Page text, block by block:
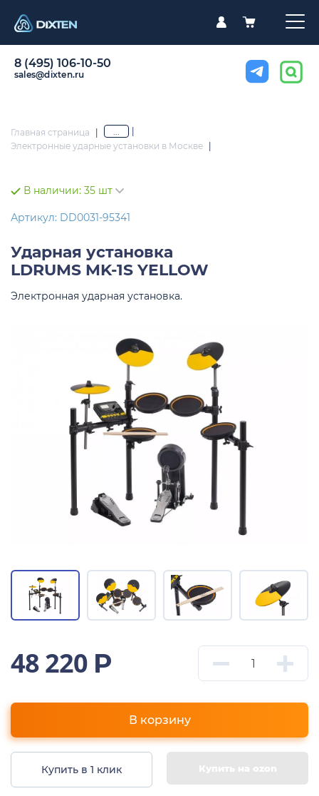
8 (495) 106-10-50
sales@dixten.ru
Главная страница | ...
Электронные ударные установки в Москве
В наличии: 35 шт
Артикул: DD0031-95341
Ударная установка
LDRUMS MK-1S YELLOW
Электронная ударная установка.
48 220 Р
В корзину
Купить в 1 клик Купить на ozon